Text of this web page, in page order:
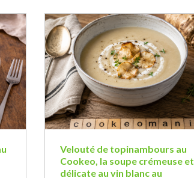
Velouté de topinambours au
Cookeo, la soupe crémeuse et
délicate au vin blanc au